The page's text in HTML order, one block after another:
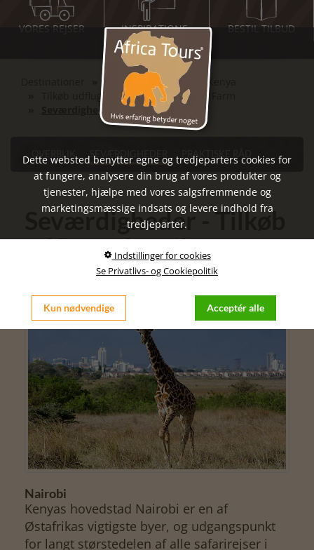
VORES REJSER
INSPIRATIONS-
MØDER
BESTIL TILBUD
Det Østlige Afrika
Kenya
Tilkøb udflugtsdag til Kiambethu Te Farm
Seværdigheder
OVERBLIK SEVÆRDIGHEDER PRAKTISKE RÅD
Seværdigheder - Tilkøb
udflugtsdag til
Kiambethu Te Farm
Nairobi
Kenyas hovedstad Nairobi er en af
Østafrikas vigtigste byer, og udgangspunkt
for langt størstedelen af alle safarirejser i
Dette websted benytter egne og tredjeparters cookies for
at fungere, analysere din brug af vores produkter og
tjenester, hjælpe med vores salgsfremmende og
marketingsmæssige indsats og levere indhold fra
tredjeparter.
Indstillinger for cookies
Se Privatlivs- og Cookiepolitik
Kun nødvendige Acceptér alle